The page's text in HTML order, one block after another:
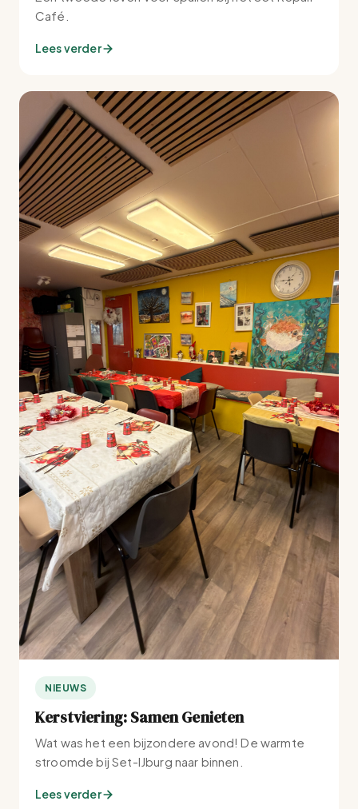
Café.
Lees verder
NIEUWS
Kerstviering: Samen Genieten
Wat was het een bijzondere avond! De warmte
stroomde bij Set-IJburg naar binnen.
Lees verder